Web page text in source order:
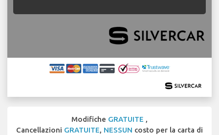
Modifiche GRATUITE ,
Cancellazioni GRATUITE, NESSUN costo per la carta di